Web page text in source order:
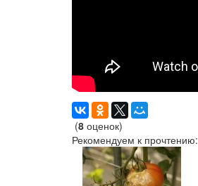
(8 оценок)
Рекомендуем к прочтению: